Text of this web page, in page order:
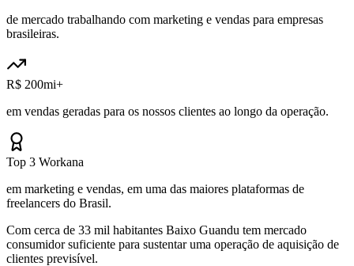
de mercado trabalhando com marketing e vendas para empresas
brasileiras.
R$ 200mi+
em vendas geradas para os nossos clientes ao longo da operação.
Top 3 Workana
em marketing e vendas, em uma das maiores plataformas de
freelancers do Brasil.
Com cerca de 33 mil habitantes Baixo Guandu tem mercado
consumidor suficiente para sustentar uma operação de aquisição de
clientes previsível.